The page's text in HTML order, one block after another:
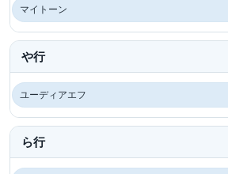
マイトーン
や行
ユーディアエフ
ら行